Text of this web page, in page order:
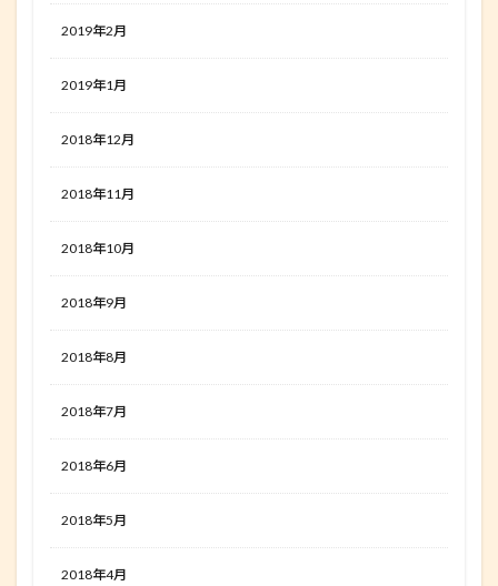
2019年2月
2019年1月
2018年12月
2018年11月
2018年10月
2018年9月
2018年8月
2018年7月
2018年6月
2018年5月
2018年4月